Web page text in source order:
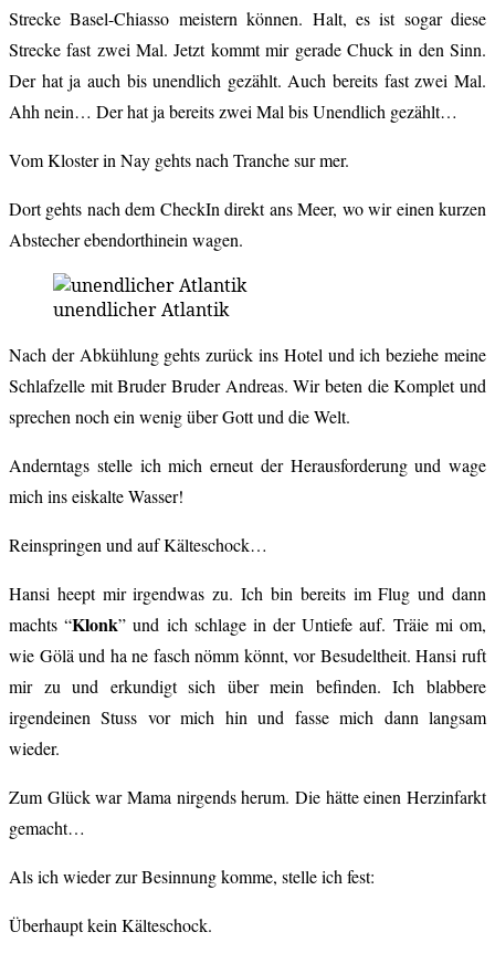
Strecke Basel-Chiasso meistern können. Halt, es ist sogar diese
Strecke fast zwei Mal. Jetzt kommt mir gerade Chuck in den Sinn.
Der hat ja auch bis unendlich gezählt. Auch bereits fast zwei Mal.
Ahh nein… Der hat ja bereits zwei Mal bis Unendlich gezählt…
Vom Kloster in Nay gehts nach Tranche sur mer.
Dort gehts nach dem CheckIn direkt ans Meer, wo wir einen kurzen
Abstecher ebendorthinein wagen.
unendlicher Atlantik
Nach der Abkühlung gehts zurück ins Hotel und ich beziehe meine
Schlafzelle mit Bruder Bruder Andreas. Wir beten die Komplet und
sprechen noch ein wenig über Gott und die Welt.
Anderntags stelle ich mich erneut der Herausforderung und wage
mich ins eiskalte Wasser!
Reinspringen und auf Kälteschock…
Hansi heept mir irgendwas zu. Ich bin bereits im Flug und dann
machts “Klonk” und ich schlage in der Untiefe auf. Träie mi om,
wie Gölä und ha ne fasch nömm könnt, vor Besudeltheit. Hansi ruft
mir zu und erkundigt sich über mein befinden. Ich blabbere
irgendeinen Stuss vor mich hin und fasse mich dann langsam
wieder.
Zum Glück war Mama nirgends herum. Die hätte einen Herzinfarkt
gemacht…
Als ich wieder zur Besinnung komme, stelle ich fest:
Überhaupt kein Kälteschock.